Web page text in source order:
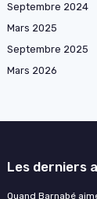
Septembre 2024
Mars 2025
Septembre 2025
Mars 2026
Les derniers
Quand Barnabé